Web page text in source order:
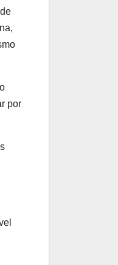
por